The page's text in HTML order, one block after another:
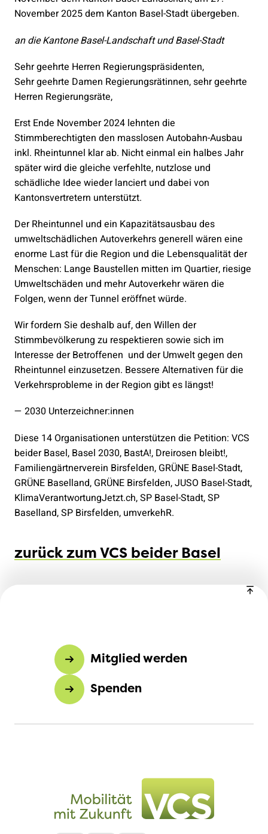
November 2025 dem Kanton Basel-Stadt übergeben.
an die Kantone Basel-Landschaft und Basel-Stadt
Sehr geehrte Herren Regierungspräsidenten,
Sehr geehrte Damen Regierungsrätinnen, sehr geehrte
Herren Regierungsräte,
Erst Ende November 2024 lehnten die
Stimmberechtigten den masslosen Autobahn-Ausbau
inkl. Rheintunnel klar ab. Nicht einmal ein halbes Jahr
später wird die gleiche verfehlte, nutzlose und
schädliche Idee wieder lanciert und dabei von
Kantonsvertretern unterstützt.
Der Rheintunnel und ein Kapazitätsausbau des
umweltschädlichen Autoverkehrs generell wären eine
enorme Last für die Region und die Lebensqualität der
Menschen: Lange Baustellen mitten im Quartier, riesige
Umweltschäden und mehr Autoverkehr wären die
Folgen, wenn der Tunnel eröffnet würde.
Wir fordern Sie deshalb auf, den Willen der
Stimmbevölkerung zu respektieren sowie sich im
Interesse der Betroffenen und der Umwelt gegen den
Rheintunnel einzusetzen. Bessere Alternativen für die
Verkehrsprobleme in der Region gibt es längst!
— 2030 Unterzeichner:innen
Diese 14 Organisationen unterstützen die Petition: VCS
beider Basel, Basel 2030, BastA!, Dreirosen bleibt!,
Familiengärtnerverein Birsfelden, GRÜNE Basel-Stadt,
GRÜNE Baselland, GRÜNE Birsfelden, JUSO Basel-Stadt,
KlimaVerantwortungJetzt.ch, SP Basel-Stadt, SP
Baselland, SP Birsfelden, umverkehR.
zurück zum VCS beider Basel
Mitglied werden
Spenden